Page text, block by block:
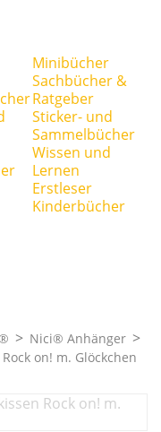
Minibücher
Sachbücher &
Ratgeber
Sticker- und
Sammelbücher
Wissen und
Lernen
Erstleser
Kinderbücher
Nici® Anhänger
on! m. Glöckchen